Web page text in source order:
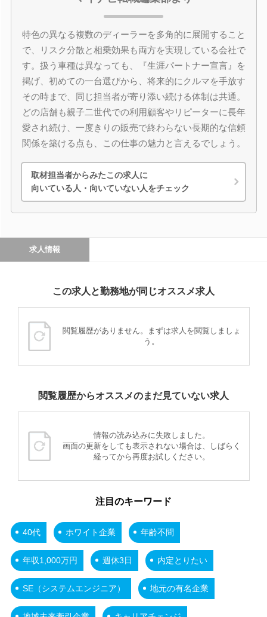
特色の異なる複数のディーラーを多角的に展開すること
で、リスク分散と相乗効果も両方を実現している会社で
す。扱う車種は異なっても、『生涯パートナー宣言』を
掲げ、初めての一台選びから、将来的にクルマを手放す
その時まで、同じ担当者が寄り添い続ける体制は共通。
どの店舗も親子二世代での利用顧客やリピーターに長年
愛され続け、一度きりの販売で終わらない長期的な信頼
関係を築ける点も、この仕事の魅力と言えるでしょう。
取材担当者からみたこの求人に
向いている人・向いていない人をチェック
求人情報
この求人と勤務地が同じオススメ求人
閲覧履歴がありません。まずは求人を閲覧しましょ
う。
閲覧履歴からオススメのまだ見ていない求人
情報の読み込みに失敗しました。
画面の更新をしても表示されない場合は、しばらく
経ってから再度お試しください。
注目のキーワード
40代 ホワイト企業 年齢不問
年収1,000万円 週休3日 内定とりたい
SE（システムエンジニア） 地元の有名企業